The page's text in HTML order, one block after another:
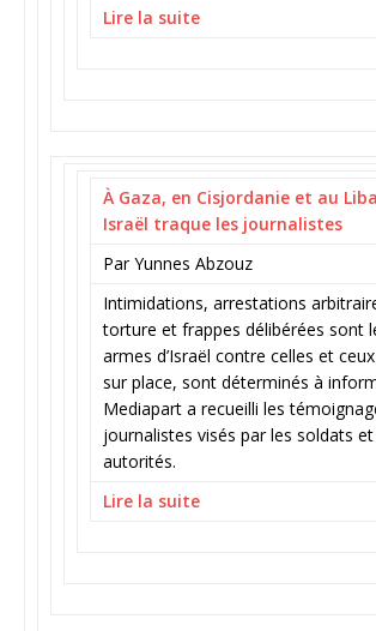
Lire la suite
À Gaza, en Cisjordanie et au
Israël traque les journalistes
Par Yunnes Abzouz
Intimidations, arrestations
torture et frappes délibérées sont
armes d’Israël contre celles et
sur place, sont déterminés à
Mediapart a recueilli les
journalistes visés par les soldats et
autorités.
Lire la suite